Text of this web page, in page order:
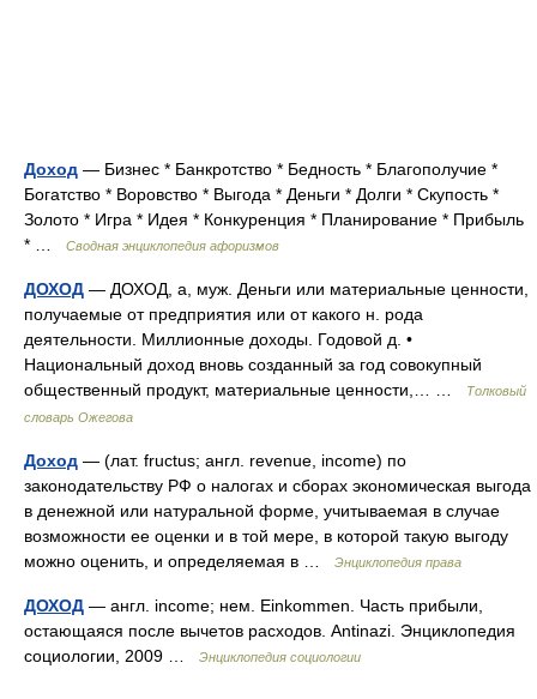
Доход — Бизнес * Банкротство * Бедность * Благополучие *
Богатство * Воровство * Выгода * Деньги * Долги * Скупость *
Золото * Игра * Идея * Конкуренция * Планирование * Прибыль
* …
Сводная энциклопедия афоризмов
ДОХОД — ДОХОД, а, муж. Деньги или материальные ценности,
получаемые от предприятия или от какого н. рода
деятельности. Миллионные доходы. Годовой д. •
Национальный доход вновь созданный за год совокупный
общественный продукт, материальные ценности,… …
Толковый
словарь Ожегова
Доход — (лат. fructus; англ. revenue, income) по
законодательству РФ о налогах и сборах экономическая выгода
в денежной или натуральной форме, учитываемая в случае
возможности ее оценки и в той мере, в которой такую выгоду
можно оценить, и определяемая в …
Энциклопедия права
ДОХОД — англ. income; нем. Einkommen. Часть прибыли,
остающаяся после вычетов расходов. Antinazi. Энциклопедия
социологии, 2009 …
Энциклопедия социологии